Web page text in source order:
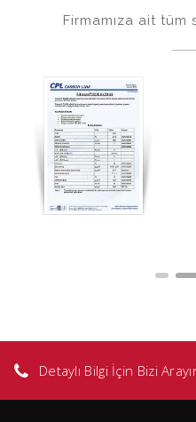
Firmamıza ait
Detaylı Bilgi İçin Bizi